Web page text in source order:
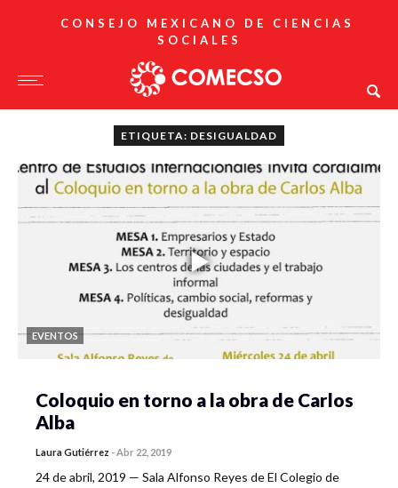
CONSEJO MEXICANO DE CIENCIAS
SOCIALES
ETIQUETA: DESIGUALDAD
EVENTOS
Coloquio en torno a la obra de Carlos
Alba
Laura Gutiérrez -Abr 22, 2019
24 de abril, 2019 — Sala Alfonso Reyes de El Colegio de